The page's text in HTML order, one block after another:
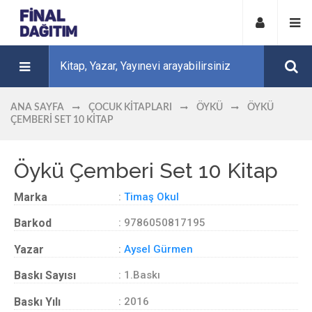
ANA SAYFA ÇOCUK KITAPLARI ÖYKÜ
ÖYKÜ
ÇEMBERI SET 10 KITAP
Öykü Çemberi Set 10 Kitap
Marka : Timaş Okul
Barkod : 9786050817195
Yazar : Aysel Gürmen
Baskı Sayısı : 1.Baskı
Baskı Yılı : 2016